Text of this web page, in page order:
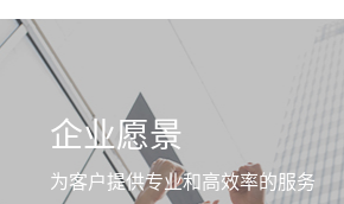
企业愿景
为客户提供专业和高效率的服务